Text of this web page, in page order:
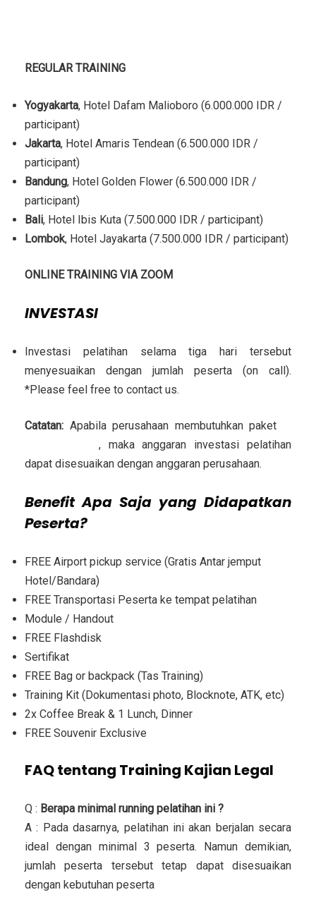
REGULAR TRAINING
Yogyakarta, Hotel Dafam Malioboro (6.000.000 IDR /
participant)
Jakarta, Hotel Amaris Tendean (6.500.000 IDR /
participant)
Bandung, Hotel Golden Flower (6.500.000 IDR /
participant)
Bali, Hotel Ibis Kuta (7.500.000 IDR / participant)
Lombok, Hotel Jayakarta (7.500.000 IDR / participant)
ONLINE TRAINING VIA ZOOM
INVESTASI
Investasi pelatihan selama tiga hari tersebut
menyesuaikan dengan jumlah peserta (on call).
*Please feel free to contact us.
Catatan: Apabila perusahaan membutuhkan paket
, maka anggaran investasi pelatihan
dapat disesuaikan dengan anggaran perusahaan.
Benefit Apa Saja yang Didapatkan
Peserta?
FREE Airport pickup service (Gratis Antar jemput
Hotel/Bandara)
FREE Transportasi Peserta ke tempat pelatihan
Module / Handout
FREE Flashdisk
Sertifikat
FREE Bag or backpack (Tas Training)
Training Kit (Dokumentasi photo, Blocknote, ATK, etc)
2x Coffee Break & 1 Lunch, Dinner
FREE Souvenir Exclusive
FAQ tentang Training Kajian Legal
Q : Berapa minimal running pelatihan ini ?
A : Pada dasarnya, pelatihan ini akan berjalan secara
ideal dengan minimal 3 peserta. Namun demikian,
jumlah peserta tersebut tetap dapat disesuaikan
dengan kebutuhan peserta